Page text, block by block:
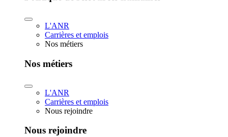
L'ANR
Carrières et emplois
Nos métiers
Nos métiers
L'ANR
Carrières et emplois
Nous rejoindre
Nous rejoindre